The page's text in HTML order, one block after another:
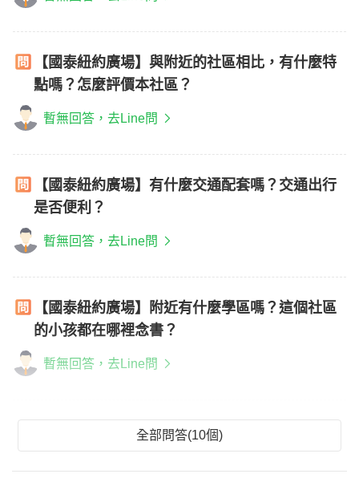
【國泰紐約廣場】與附近的社區相比，有什麼特
點嗎？怎麼評價本社區？
暫無回答，去Line問
【國泰紐約廣場】有什麼交通配套嗎？交通出行
是否便利？
暫無回答，去Line問
【國泰紐約廣場】附近有什麼學區嗎？這個社區
的小孩都在哪裡念書？
暫無回答，去Line問
全部問答(10個)